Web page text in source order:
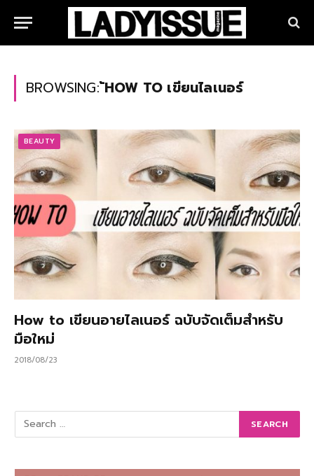
BROWSING:้HOW TO เขียนไลเนอร์
BEAUTY
How to เขียนอายไลเนอร์ ฉบับจัดเต็มสำหรับ
มือใหม่
2018/08/23